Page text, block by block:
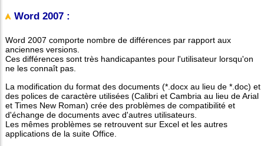
Word 2007 :
Word 2007 comporte nombre de différences par rapport aux
anciennes versions.
Ces différences sont très handicapantes pour l'utilisateur lorsqu'on
ne les connaît pas.
La modification du format des documents (*.docx au lieu de *.doc) et
des polices de caractère utilisées (Calibri et Cambria au lieu de Arial
et Times New Roman) crée des problèmes de compatibilité et
d'échange de documents avec d'autres utilisateurs.
Les mêmes problèmes se retrouvent sur Excel et les autres
applications de la suite Office.